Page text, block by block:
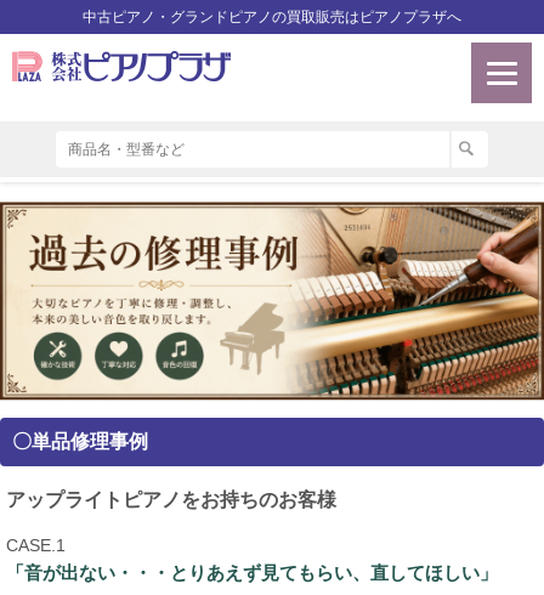
中古ピアノ・グランドピアノの買取販売はピアノプラザへ
〇単品修理事例
アップライトピアノをお持ちのお客様
CASE.1
「音が出ない・・・とりあえず見てもらい、直してほしい」